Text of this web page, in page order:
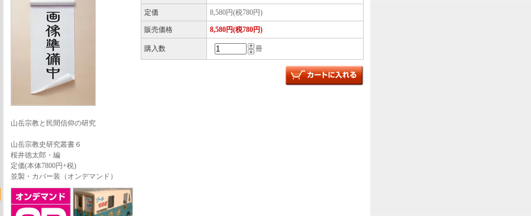
定価 8,580円(税780円)
販売価格 8,580円(税780円)
購入数 冊
山岳宗教と民間信仰の研究
山岳宗教史研究叢書６
桜井徳太郎・編
定価(本体7800円+税)
並製・カバー装（オンデマンド）